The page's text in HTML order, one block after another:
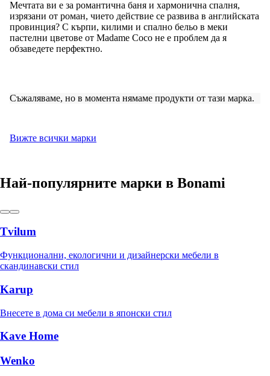
Мечтата ви е за романтична баня и хармонична спалня,
изрязани от роман, чието действие се развива в английската
провинция? С кърпи, килими и спално бельо в меки
пастелни цветове от Madame Coco не е проблем да я
обзаведете перфектно.
Съжаляваме, но в момента нямаме продукти от тази марка.
Вижте всички марки
Най-популярните марки в Bonami
Tvilum
Функционални, екологични и дизайнерски мебели в
скандинавски стил
Karup
Внесете в дома си мебели в японски стил
Kave Home
Wenko